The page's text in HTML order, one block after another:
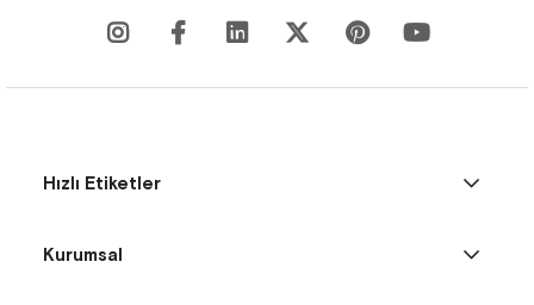
Hızlı Etiketler
Kurumsal